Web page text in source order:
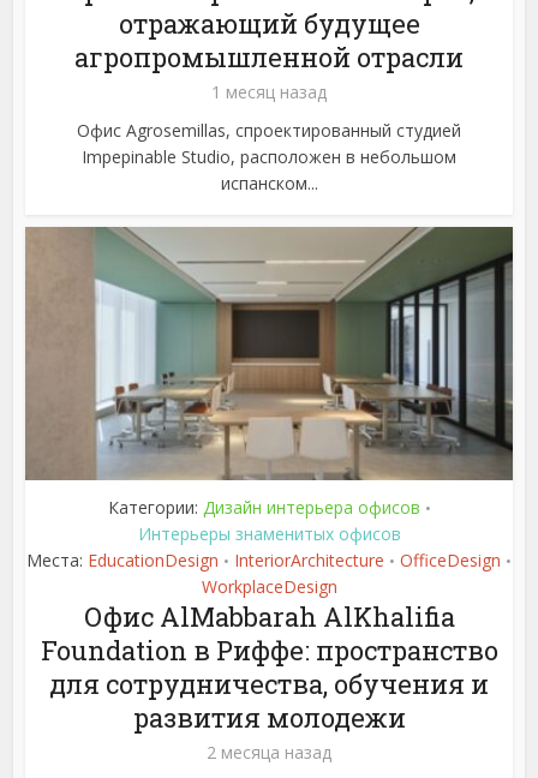
отражающий будущее
агропромышленной отрасли
1 месяц назад
Офис Agrosemillas, спроектированный студией
Impepinable Studio, расположен в небольшом
испанском...
Категории: Дизайн интерьера офисов •
Интерьеры знаменитых офисов
Места: EducationDesign • InteriorArchitecture • OfficeDesign •
WorkplaceDesign
Офис AlMabbarah AlKhalifia
Foundation в Риффе: пространство
для сотрудничества, обучения и
развития молодежи
2 месяца назад